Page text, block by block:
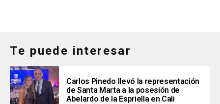
Te puede interesar
Carlos Pinedo llevó la representación
de Santa Marta a la posesión de
Abelardo de la Espriella en Cali